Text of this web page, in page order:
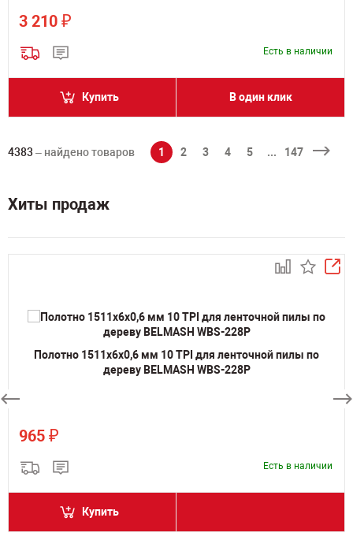
3 210 ₽
Есть в наличии
Купить В один клик
4383 – найдено товаров 1 2 3 4 5 ... 147
Хиты продаж
Полотно 1511х6х0,6 мм 10 TPI для ленточной пилы по
дереву BELMASH WBS-228P
965 ₽
Есть в наличии
Купить